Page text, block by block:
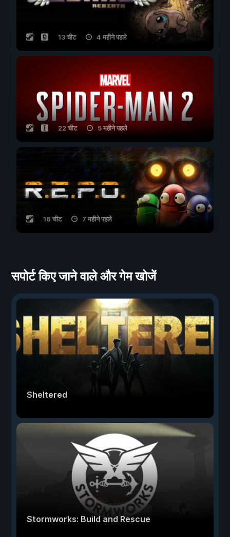
13 चीट 4 महीने पहले
22 चीट 5 महीने पहले
16 चीट 7 महीने पहले
सपोर्ट किए जाने वाले और गेम खोजें
Sheltered
Stormworks: Build and Rescue